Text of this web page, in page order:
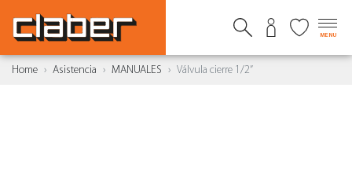
MENU
Home Asistencia MANUALES Válvula cierre 1/2”